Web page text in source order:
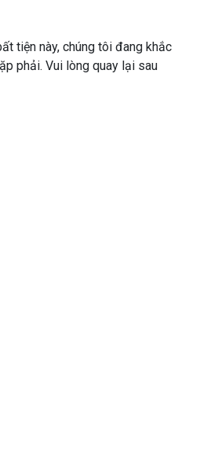
tiện này, chúng tôi đang khắc
phải. Vui lòng quay lại sau